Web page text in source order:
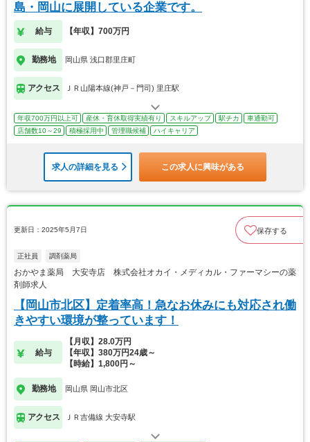
島・岡山に展開している企業です。
給与 【年収】700万円
勤務地 岡山県 浅口郡里庄町
アクセス ＪＲ山陽本線(神戸－門司) 里庄駅
年収700万円以上可 産休・育休取得実績有り スキルアップ 駅チカ
車通勤可
店舗数10～29
積極採用中 管理職候補 ハイキャリア
求人の詳細を見る この求人に興味がある
更新日：2025年5月7日 保存する
正社員 調剤薬局
おかやま薬局 大安寺店 株式会社オカイ・メディカル・ファーマシーの薬
剤師求人
【岡山市北区】定着率高！急なお休みにも対応され働
きやすい環境が整っています！
給与
【月収】28.0万円
【年収】380万円24歳～
【時給】1,800円～
勤務地 岡山県 岡山市北区
アクセス ＪＲ吉備線 大安寺駅